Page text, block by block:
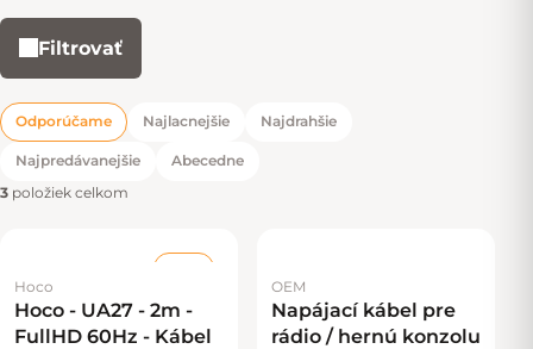
Filtrovať
Radenie produktov
Odporúčame Najlacnejšie Najdrahšie
Najpredávanejšie
Abecedne
3 položiek celkom
Výpis produktov
Hoco
Hoco - UA27 - 2m -
FullHD 60Hz - Kábel
OEM
Napájací kábel pre
rádio / hernú konzolu